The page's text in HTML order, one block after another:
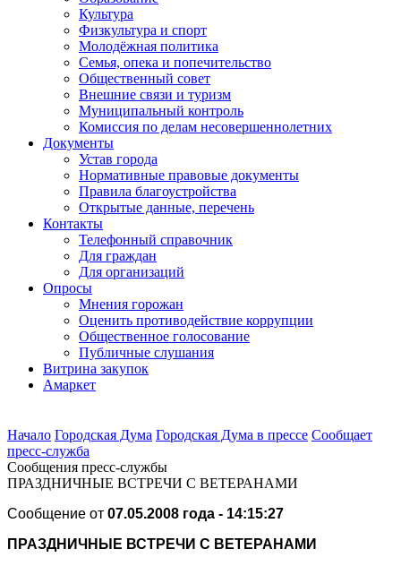
Культура
Физкультура и спорт
Молодёжная политика
Семья, опека и попечительство
Общественный совет
Внешние связи и туризм
Муниципальный контроль
Комиссия по делам несовершеннолетних
Документы
Устав города
Нормативные правовые документы
Правила благоустройства
Открытые данные, перечень
Контакты
Телефонный справочник
Для граждан
Для организаций
Опросы
Мнения горожан
Оценить противодействие коррупции
Общественное голосование
Публичные слушания
Витрина закупок
Амаркет
Начало Городская Дума Городская Дума в прессе Сообщает
пресс-cлужба
Сообщения пресс-службы
ПРАЗДНИЧНЫЕ ВСТРЕЧИ С ВЕТЕРАНАМИ
Сообщение от 07.05.2008 года - 14:15:27
ПРАЗДНИЧНЫЕ ВСТРЕЧИ С ВЕТЕРАНАМИ